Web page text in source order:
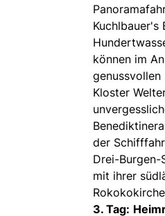
Kuchlbauer's
können im
Kloster
der
Drei-Burgen-
mit ihrer
3. Tag: